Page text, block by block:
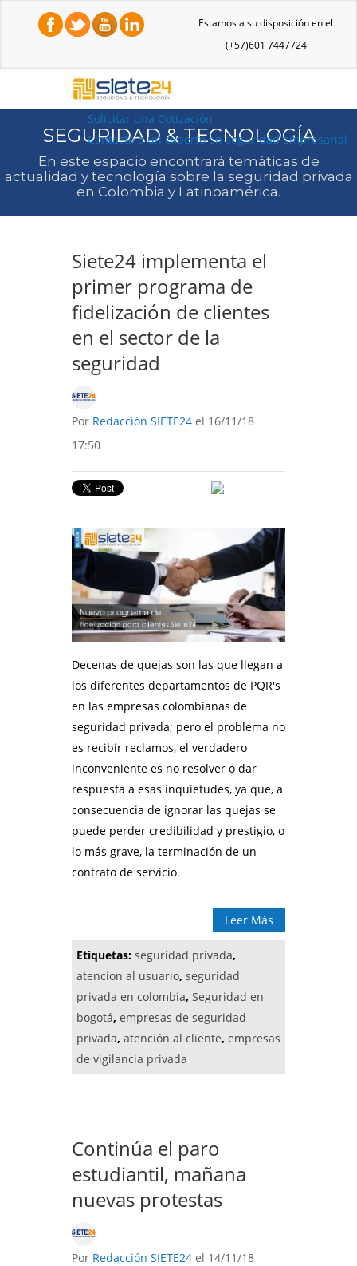
Estamos a su disposición en el
(+57)601 7447724
Solicitar una Cotización
Contacta a un experto en seguridad empresarial
SEGURIDAD & TECNOLOGÍA
En este espacio encontrará temáticas de
actualidad y tecnología sobre la seguridad privada
en Colombia y Latinoamérica.
Siete24 implementa el
primer programa de
fidelización de clientes
en el sector de la
seguridad
Por Redacción SIETE24 el 16/11/18
17:50
Decenas de quejas son las que llegan a
los diferentes departamentos de PQR's
en las empresas colombianas de
seguridad privada; pero el problema no
es recibir reclamos, el verdadero
inconveniente es no resolver o dar
respuesta a esas inquietudes, ya que, a
consecuencia de ignorar las quejas se
puede perder credibilidad y prestigio, o
lo más grave, la terminación de un
contrato de servicio.
Leer Más
Etiquetas: seguridad privada,
atencion al usuario, seguridad
privada en colombia, Seguridad en
bogotá, empresas de seguridad
privada, atención al cliente, empresas
de vigilancia privada
Continúa el paro
estudiantil, mañana
nuevas protestas
Por Redacción SIETE24 el 14/11/18